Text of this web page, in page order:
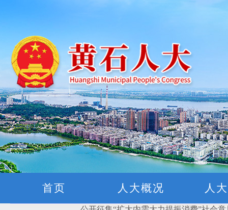
首页 人大概况 人
黄石市人民代表大会常务委员会公告
关于征集立法工作规划（2027年—2031
关于征求《黄石市停车场建设管理条例
公开征集“扩大内需大力提振消费”社会